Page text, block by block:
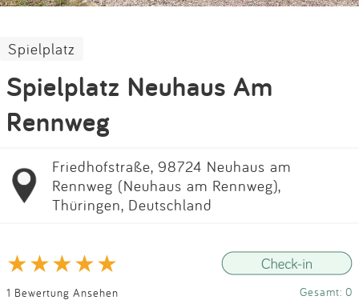
Spielplatz
Spielplatz Neuhaus Am
Rennweg
Friedhofstraße, 98724 Neuhaus am
Rennweg (Neuhaus am Rennweg),
Thüringen, Deutschland
1 Bewertung Ansehen Gesamt: 0